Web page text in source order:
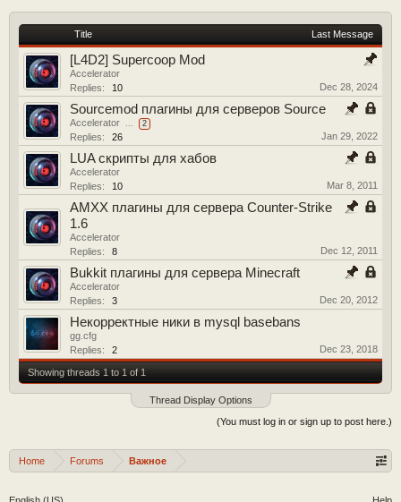
Title Last Message
[L4D2] Supercoop Mod
Accelerator
Replies:
10 Dec 28, 2024
Sourcemod плагины для серверов Source
Accelerator ... 2
Replies: 26 Jan 29, 2022
LUA скрипты для хабов
Accelerator
Replies:
10 Mar 8, 2011
AMXX плагины для сервера Counter-Strike
1.6
Accelerator
Replies:
8 Dec 12, 2011
Bukkit плагины для сервера Minecraft
Accelerator
Replies:
3 Dec 20, 2012
Некорректные ники в mysql basebans
gg.cfg
Replies:
2 Dec 23, 2018
Showing threads 1 to 1 of 1
Thread Display Options
(You must log in or sign up to post here.)
Home Forums Важное